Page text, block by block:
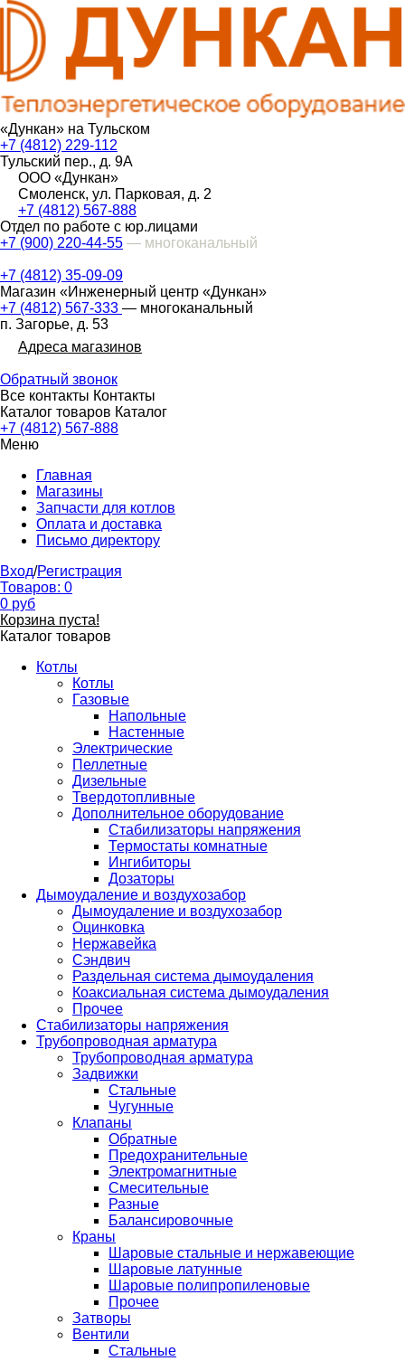
«Дункан» на Тульском
+7 (4812) 229-112
Тульский пер., д. 9А
ООО «Дункан»
Смоленск, ул. Парковая, д. 2
+7 (4812) 567-888
Отдел по работе с юр.лицами
+7 (900) 220-44-55 — многоканальный
+7 (4812) 35-09-09
Магазин «Инженерный центр «Дункан»
+7 (4812) 567-333 — многоканальный
п. Загорье, д. 53
Адреса магазинов
Обратный звонок
Все контакты Контакты
Каталог товаров Каталог
+7 (4812) 567-888
Меню
Главная
Магазины
Запчасти для котлов
Оплата и доставка
Письмо директору
Вход/Регистрация
Товаров: 0
0 руб
Корзина пуста!
Каталог товаров
Котлы
Котлы
Газовые
Напольные
Настенные
Электрические
Пеллетные
Дизельные
Твердотопливные
Дополнительное оборудование
Стабилизаторы напряжения
Термостаты комнатные
Ингибиторы
Дозаторы
Дымоудаление и воздухозабор
Дымоудаление и воздухозабор
Оцинковка
Нержавейка
Сэндвич
Раздельная система дымоудаления
Коаксиальная система дымоудаления
Прочее
Стабилизаторы напряжения
Трубопроводная арматура
Трубопроводная арматура
Задвижки
Стальные
Чугунные
Клапаны
Обратные
Предохранительные
Электромагнитные
Смесительные
Разные
Балансировочные
Краны
Шаровые стальные и нержавеющие
Шаровые латунные
Шаровые полипропиленовые
Прочее
Затворы
Вентили
Стальные